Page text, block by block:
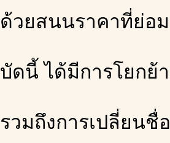
ด้วยสนนราคาที่ย่อ
บัดนี้ ได้มีการโยกย้
รวมถึงการเปลี่ยนชื่